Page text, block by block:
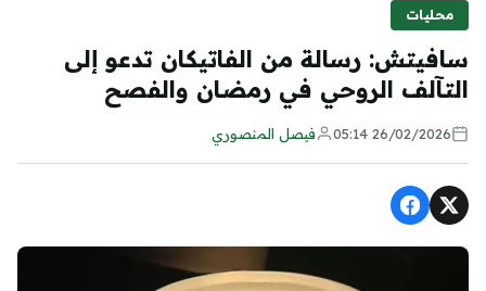
محليات
سافيتش: رسالة من الفاتيكان تدعو إلى
التآلف الروحي في رمضان والفصح
26/02/2026 05:14 فيصل المنصوري